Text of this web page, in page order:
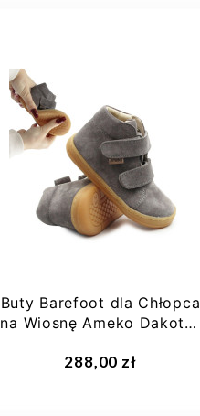
25 29
Buty Barefoot dla Chłopca
na Wiosnę Ameko Dakota-
288,00 zł